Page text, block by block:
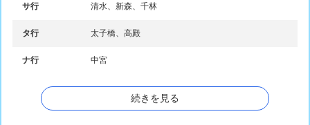
サ行 清水、新森、千林
タ行 太子橋、高殿
ナ行 中宮
森小路
続きを見る